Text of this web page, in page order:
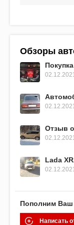
Обзоры
Отзыв
Lada
Пополним Ваш
Написать